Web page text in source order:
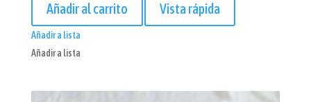
Añadir al carrito Vista rápida
Añadir a lista
Añadir a lista